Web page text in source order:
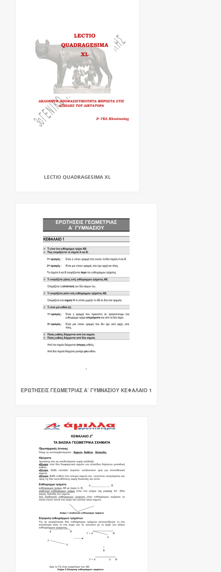
LECTIO QUADRAGESIMA XL
ΕΡΩΤΗΣΕΙΣ ΓΕΩΜΕΤΡΙΑΣ Α΄ ΓΥΜΝΑΣΙΟΥ ΚΕΦΑΛΑΙΟ 1